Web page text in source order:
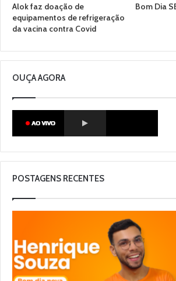
Alok faz doação de
equipamentos de refrigeração
da vacina contra Covid
Bom Dia
OUÇA AGORA
POSTAGENS RECENTES